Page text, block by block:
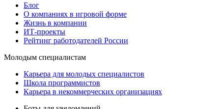
Блог
О компаниях в игровой форме
Жизнь в компании
ИТ-проекты
Рейтинг работодателей России
Молодым специалистам
Карьера для молодых специалистов
Школа программистов
Карьера в некоммерческих организациях